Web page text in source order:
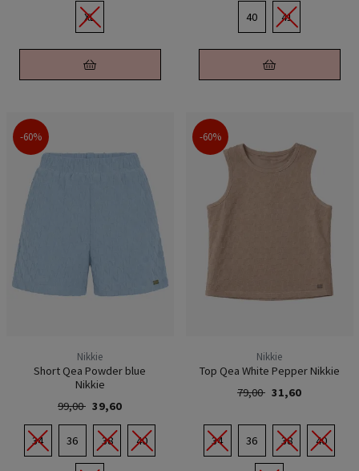
XL 40 41
-60%
Nikkie
Short Qea Powder blue
Nikkie
99,00 39,60
34 36 38 40
-60%
Nikkie
Top Qea White Pepper Nikkie
79,00 31,60
34 36 38 40